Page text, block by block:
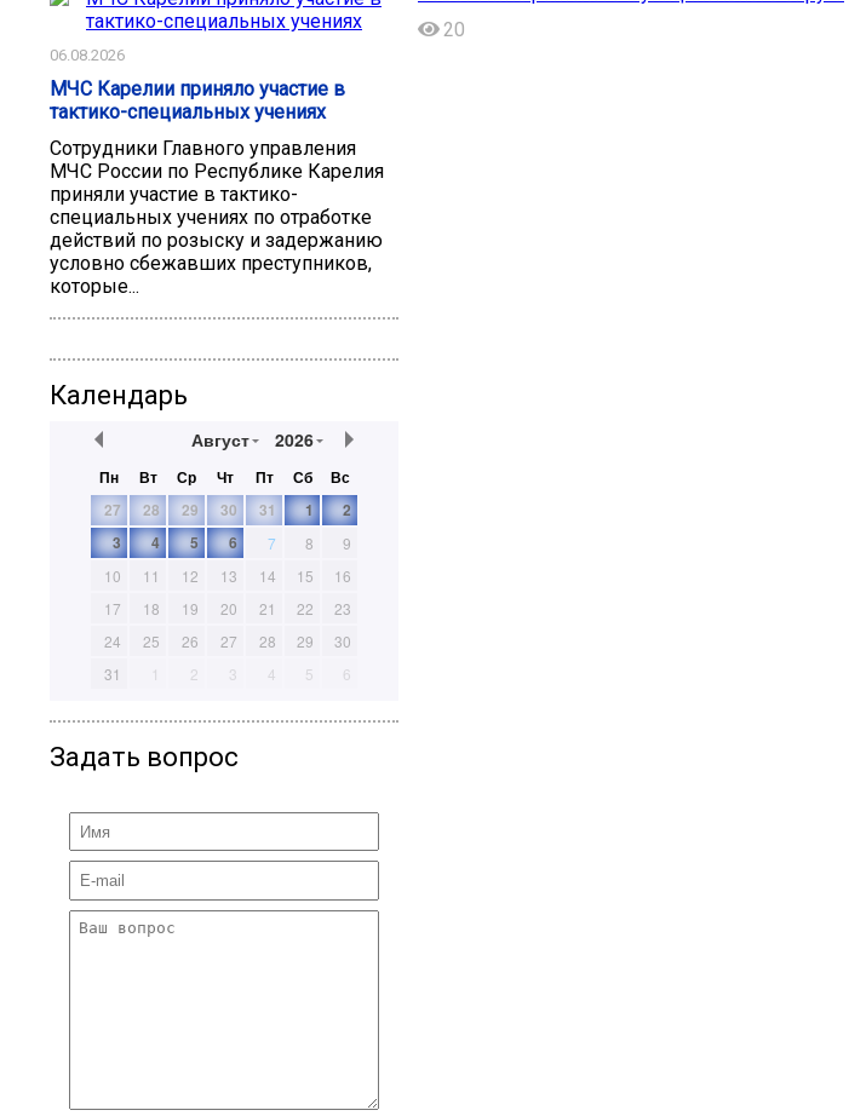
06.08.2026
МЧС Карелии приняло участие в
тактико-специальных учениях
Сотрудники Главного управления
МЧС России по Республике Карелия
приняли участие в тактико-
специальных учениях по отработке
действий по розыску и задержанию
условно сбежавших преступников,
которые...
Календарь
Август 2026
Пн Вт Ср Чт Пт Сб
Вс
27
28 29 30 31 1
2
3
4 5 6 7 8
9
10
11 12 13 14 15
16
17
18 19 20 21 22
23
24
25 26 27 28 29
30
31
1 2 3 4 5 6
Задать вопрос
20